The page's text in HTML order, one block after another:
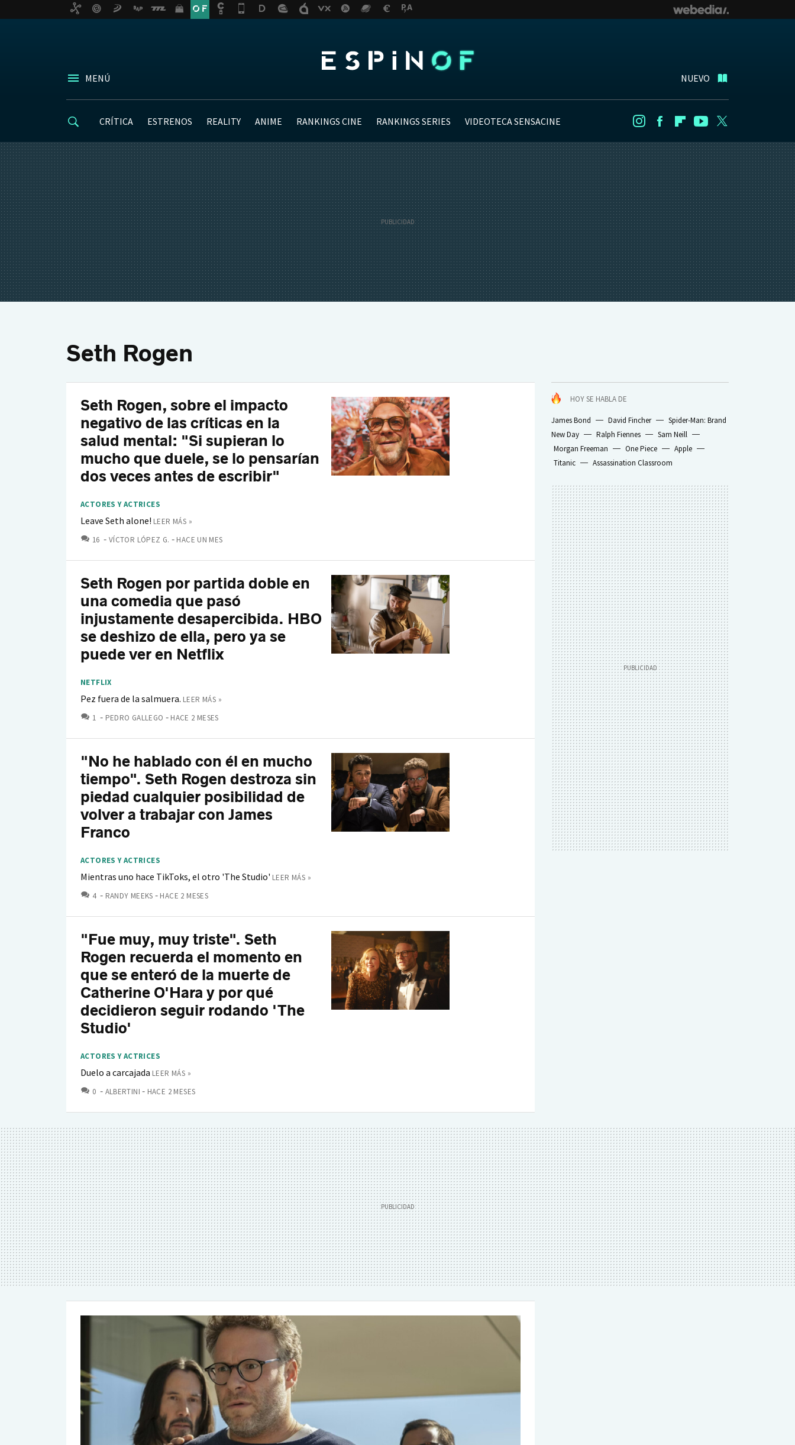
MENÚ NUEVO
CRÍTICA ESTRENOS REALITY ANIME RANKINGS CINE RANKINGS SERIES VIDEOTECA SENSACINE InstagramFacebookFlipboard
Youtube
Seth Rogen
HOY SE HABLA DE
James Bond David Fincher
Spider-Man: Brand
New Day
Ralph Fiennes
Sam Neill
Morgan Freeman
One Piece
Apple
Titanic
Assassination Classroom
Seth Rogen, sobre el impacto
negativo de las críticas en la
salud mental: "Si supieran lo
mucho que duele, se lo pensarían
dos veces antes de escribir"
ACTORES Y ACTRICES
Leave Seth alone! LEER MÁS »
16 COMENTARIOS
VÍCTOR LÓPEZ G. HACE UN MES
Seth Rogen por partida doble en
una comedia que pasó
injustamente desapercibida. HBO
se deshizo de ella, pero ya se
puede ver en Netflix
NETFLIX
Pez fuera de la salmuera. LEER MÁS »
1 COMENTARIOS
PEDRO GALLEGO HACE 2 MESES
"No he hablado con él en mucho
tiempo". Seth Rogen destroza sin
piedad cualquier posibilidad de
volver a trabajar con James
Franco
ACTORES Y ACTRICES
Mientras uno hace TikToks, el otro 'The Studio' LEER MÁS »
4 COMENTARIOS
RANDY MEEKS HACE 2 MESES
"Fue muy, muy triste". Seth
Rogen recuerda el momento en
que se enteró de la muerte de
Catherine O'Hara y por qué
decidieron seguir rodando 'The
Studio'
ACTORES Y ACTRICES
Duelo a carcajada LEER MÁS »
0 COMENTARIOS
ALBERTINI HACE 2 MESES